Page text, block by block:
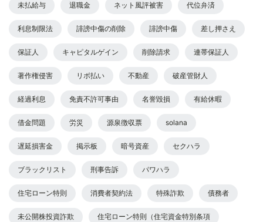
未払給与 退職金 ネット風評被害 代位弁済
利息制限法 誹謗中傷の削除 誹謗中傷 差し押さえ
保証人 キャピタルゲイン 削除請求 連帯保証人
著作権侵害 リボ払い 不動産 破産管財人
経過利息 免責不許可事由 名誉毀損 有給休暇
借金問題 労災 源泉徴収票 solana
遅延損害金 掲示板 暗号資産 セクハラ
ブラックリスト 刑事告訴 パワハラ
住宅ローン特則 消費者契約法 特殊詐欺 債務者
未公開株投資詐欺 住宅ローン特則（住宅資金特別条項